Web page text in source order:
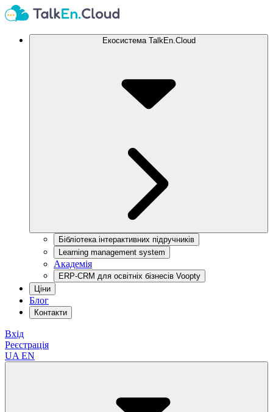
Екосистема TalkEn.Cloud
Бібліотека інтерактивних підручників
Learning management system
Академія
ERP-CRM для освітніх бізнесів Voopty
Ціни
Блог
Контакти
Вхід
Реєстрація
UA EN